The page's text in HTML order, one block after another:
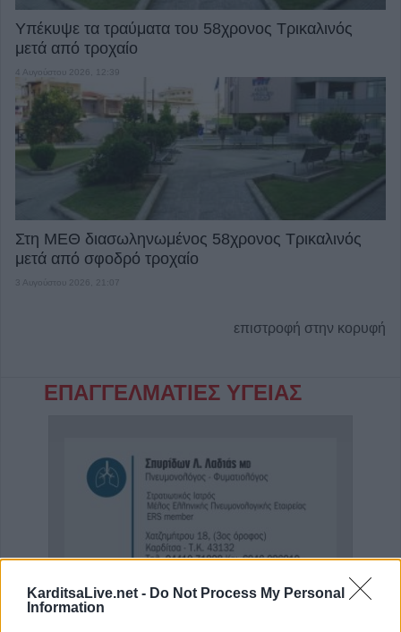
KarditsaLive.net - Do Not Process My Personal
Information
Υπέκυψε τα τραύματα του 58χρονος Τρικαλινός
μετά από τροχαίο
4 Αυγούστου 2026, 12:39
Στη ΜΕΘ διασωληνωμένος 58χρονος Τρικαλινός
μετά από σφοδρό τροχαίο
3 Αυγούστου 2026, 21:07
επιστροφή στην κορυφή
ΕΠΑΓΓΕΛΜΑΤΙΕΣ ΥΓΕΙΑΣ